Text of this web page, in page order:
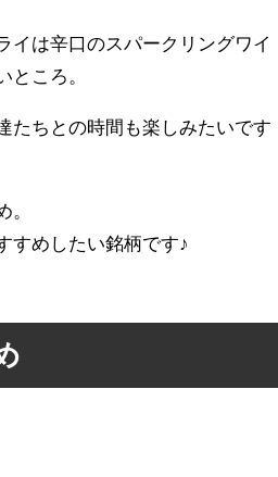
イは辛口のスパークリングワイ
ところ。
たちとの時間も楽しみたいです
。
すめしたい銘柄です♪